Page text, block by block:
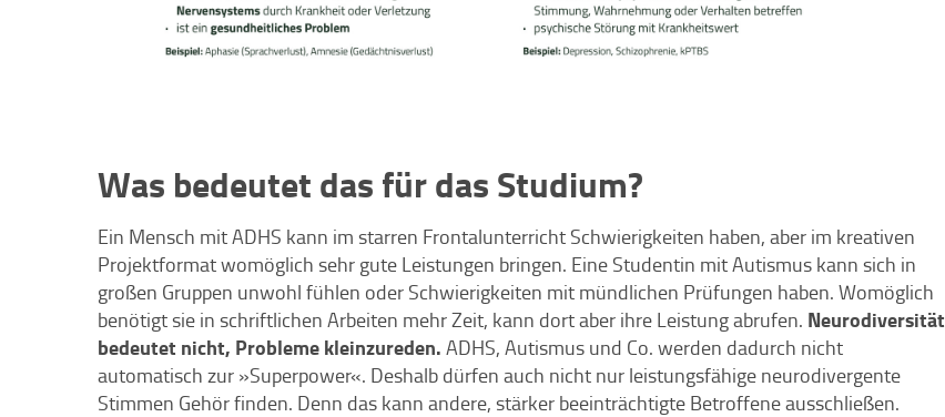
Was bedeutet das für das Studium?
Ein Mensch mit ADHS kann im starren Frontalunterricht Schwierigkeiten haben, aber im kreativen
Projektformat womöglich sehr gute Leistungen bringen. Eine Studentin mit Autismus kann sich in
großen Gruppen unwohl fühlen oder Schwierigkeiten mit mündlichen Prüfungen haben. Womöglich
benötigt sie in schriftlichen Arbeiten mehr Zeit, kann dort aber ihre Leistung abrufen. Neurodiversität
bedeutet nicht, Probleme kleinzureden. ADHS, Autismus und Co. werden dadurch nicht
automatisch zur »Superpower«. Deshalb dürfen auch nicht nur leistungsfähige neurodivergente
Stimmen Gehör finden. Denn das kann andere, stärker beeinträchtigte Betroffene ausschließen.